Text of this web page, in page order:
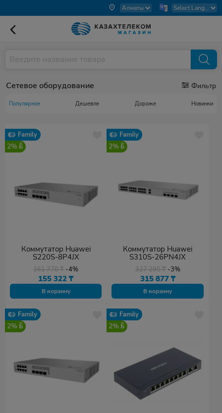
Сетевое оборудование Фильтр
Популярное Дешевле Дороже Новинки
Family
2%
Коммутатор Huawei
S220S-8P4JX
161 770₸ -4%
155 322₸
В корзину
Family
2%
Коммутатор Huawei
S310S-26PN4JX
327 290₸ -3%
315 877 ₸
В корзину
Family
2%
Family
2%